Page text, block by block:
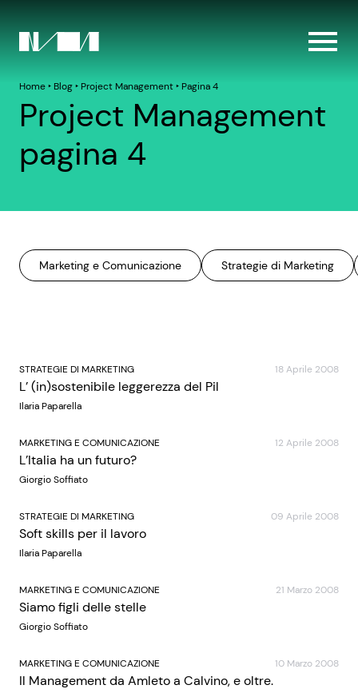
Home‣ Blog‣ Project Management‣ Pagina 4
Project Management
pagina 4
Marketing e Comunicazione Strategie di Marketing
STRATEGIE DI MARKETING 18 Aprile 2008
L’ (in)sostenibile leggerezza del Pil
Ilaria Paparella
MARKETING E COMUNICAZIONE 12 Aprile 2008
L’Italia ha un futuro?
Giorgio Soffiato
STRATEGIE DI MARKETING 09 Aprile 2008
Soft skills per il lavoro
Ilaria Paparella
MARKETING E COMUNICAZIONE 21 Marzo 2008
Siamo figli delle stelle
Giorgio Soffiato
MARKETING E COMUNICAZIONE 10 Marzo 2008
Il Management da Amleto a Calvino, e oltre.